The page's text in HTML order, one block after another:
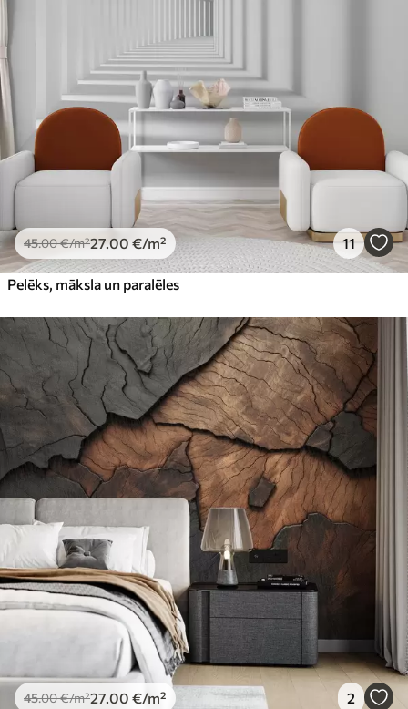
45.00€/m²27.00 €/m² 11
Pelēks, māksla un paralēles
45.00€/m²27 .00 €/m² 2